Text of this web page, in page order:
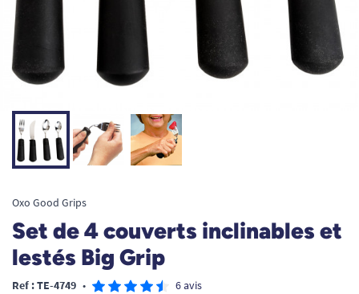
Oxo Good Grips
Set de 4 couverts inclinables et
lestés Big Grip
Ref : TE-4749 • 6 avis